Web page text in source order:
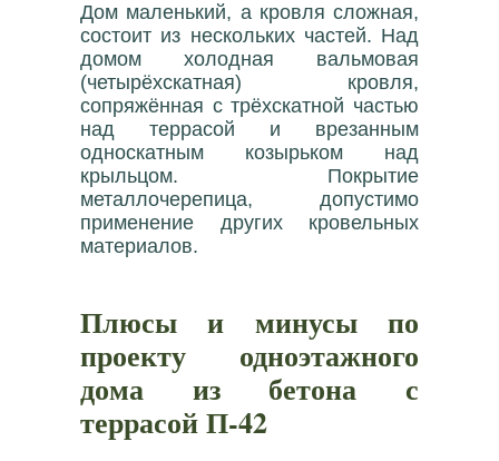
Дом маленький, а кровля сложная,
состоит из нескольких частей. Над
домом холодная вальмовая
(четырёхскатная) кровля,
сопряжённая с трёхскатной частью
над террасой и врезанным
односкатным козырьком над
крыльцом. Покрытие
металлочерепица, допустимо
применение других кровельных
материалов.
Плюсы и минусы по
проекту одноэтажного
дома из бетона с
террасой П-42